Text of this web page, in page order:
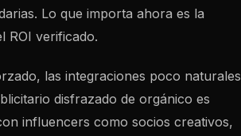
Lo que importa ahora es la
ROI verificado.
las integraciones poco naturales
disfrazado de orgánico es
influencers como socios creativos,